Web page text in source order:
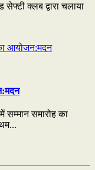
क्लब द्वारा चलाया
समारोह का